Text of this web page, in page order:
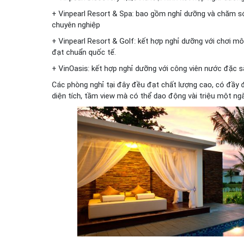
+ Vinpearl Resort & Spa: bao gồm nghỉ dưỡng và chăm
chuyên nghiệp
+ Vinpearl Resort & Golf: kết hợp nghỉ dưỡng với chơi
đạt chuẩn quốc tế.
+ VinOasis: kết hợp nghỉ dưỡng với công viên nước đặc
Các phòng nghỉ tại đây đều đạt chất lượng cao, có đầy
diện tích, tầm view mà có thể dao động vài triệu một